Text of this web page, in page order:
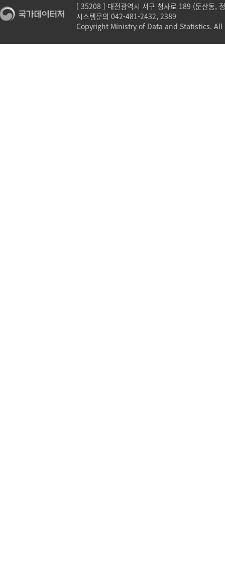
[ 35208 ] 대전광역시 서구 청사로 189 (둔산동,
시스템문의 042-481-2432, 2389
Copyright Ministry of Data and Statistics.